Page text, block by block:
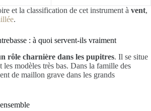
et la classification de cet instrument à vent,
.
: à quoi servent-ils vraiment
rôle charnière dans les pupitres. Il se situe
les modèles très bas. Dans la famille des
de maillon grave dans les grands